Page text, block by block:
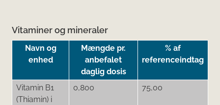
Vitaminer og mineraler
Navn og
enhed
Mængde pr.
anbefalet
daglig dosis
% af
referenceindtag
Vitamin B1
(Thiamin) i
0,800 75,00